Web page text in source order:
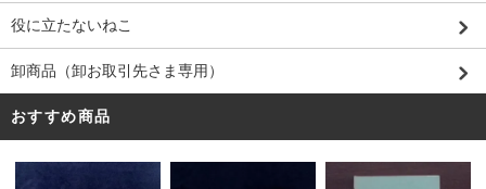
役に立たないねこ
卸商品（卸お取引先さま専用）
おすすめ商品